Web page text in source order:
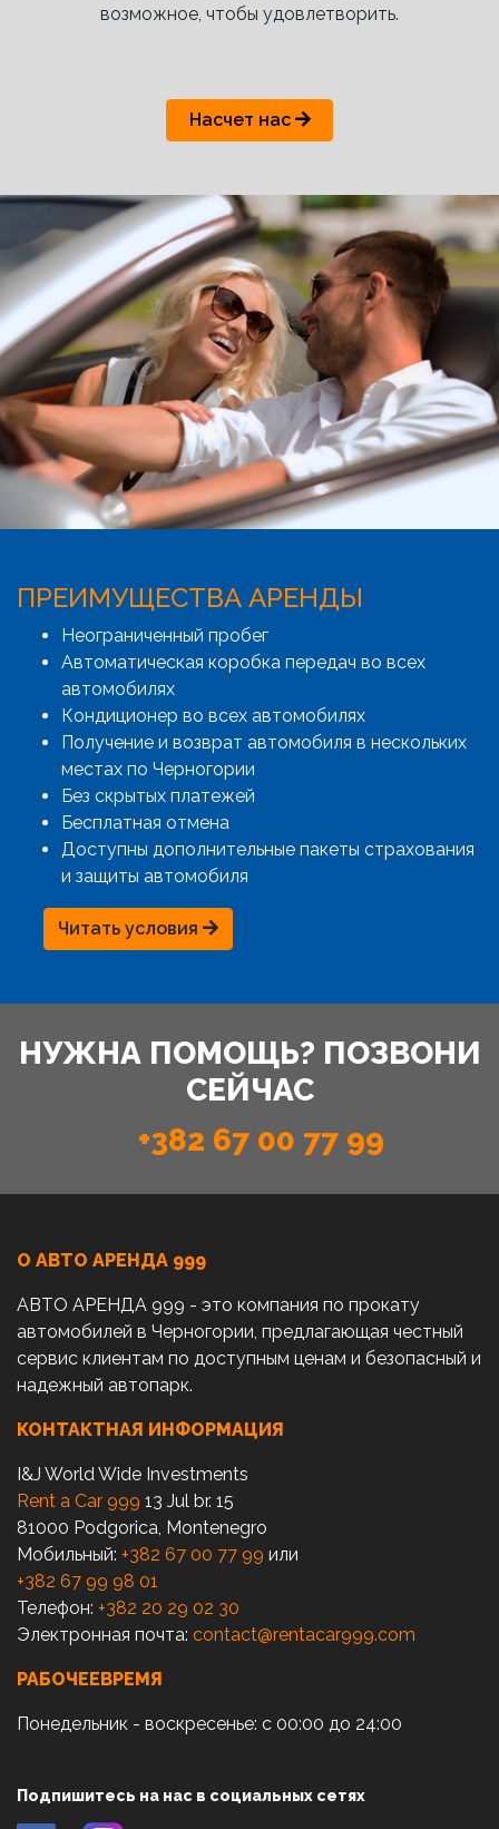
возможное, чтобы удовлетворить.
Насчет нас
ПРЕИМУЩЕСТВА АРЕНДЫ
Неограниченный пробег
Автоматическая коробка передач во всех
автомобилях
Кондиционер во всех автомобилях
Получение и возврат автомобиля в нескольких
местах по Черногории
Без скрытых платежей
Бесплатная отмена
Доступны дополнительные пакеты страхования
и защиты автомобиля
Читать условия
НУЖНА ПОМОЩЬ? ПОЗВОНИ
СЕЙЧАС
+382 67 00 77 99
О АВТО AРЕНДА 999
АВТО АРЕНДА 999 - это компания по прокату
автомобилей в Черногории, предлагающая честный
сервис клиентам по доступным ценам и безопасный и
надежный автопарк.
КОНТАКТНАЯ ИНФОРМАЦИЯ
I&J World Wide Investments
Rent a Car 999 13 Jul br. 15
81000 Podgorica, Montenegro
Мобильный: +382 67 00 77 99 или
+382 67 99 98 01
Телефон: +382 20 29 02 30
Электронная почта: contact@rentacar999.com
РАБОЧЕЕВРЕМЯ
Понедельник - воскресенье: с 00:00 до 24:00
Подпишитесь на нас в социальных сетях